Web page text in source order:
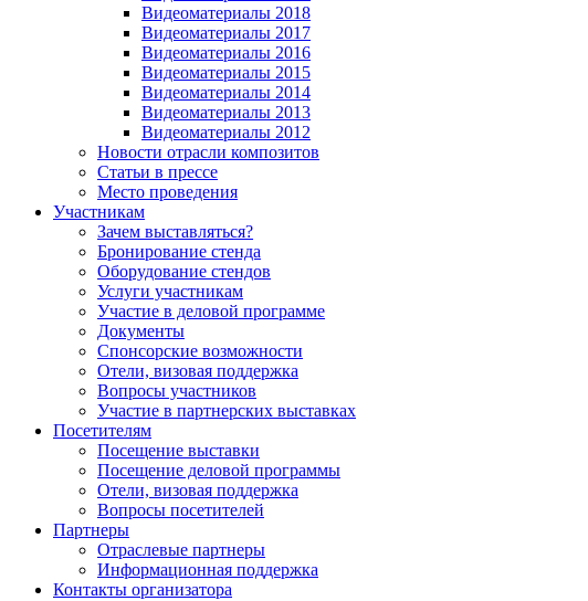
Видеоматериалы 2018
Видеоматериалы 2017
Видеоматериалы 2016
Видеоматериалы 2015
Видеоматериалы 2014
Видеоматериалы 2013
Видеоматериалы 2012
Новости отрасли композитов
Статьи в прессе
Место проведения
Участникам
Зачем выставляться?
Бронирование стенда
Оборудование стендов
Услуги участникам
Участие в деловой программе
Документы
Спонсорские возможности
Отели, визовая поддержка
Вопросы участников
Участие в партнерских выставках
Посетителям
Посещение выставки
Посещение деловой программы
Отели, визовая поддержка
Вопросы посетителей
Партнеры
Отраслевые партнеры
Информационная поддержка
Контакты организатора